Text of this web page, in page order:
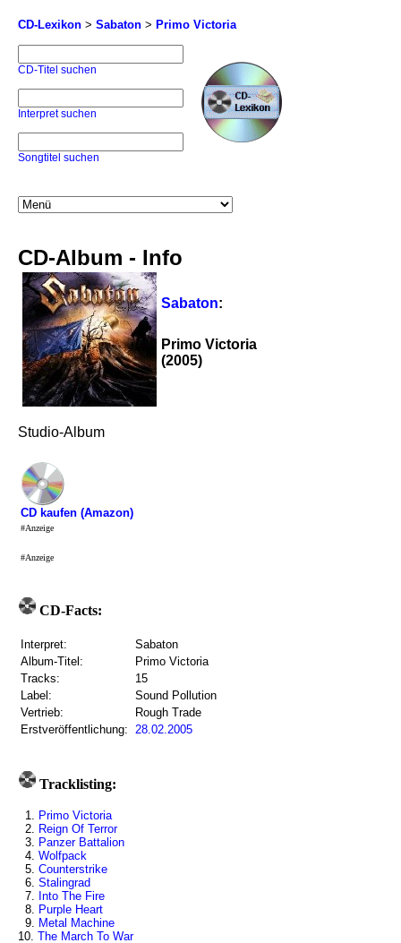
CD-Lexikon > Sabaton > Primo Victoria
CD-Titel suchen
Interpret suchen
Songtitel suchen
CD-Album - Info
Sabaton:
Primo Victoria
(2005)
Studio-Album
CD kaufen (Amazon)
#Anzeige
#Anzeige
CD-Facts:
Interpret:
Sabaton
Album-Titel:
Primo Victoria
Tracks:
15
Label:
Sound Pollution
Vertrieb:
Rough Trade
Erstveröffentlichung: 28.02.2005
Tracklisting:
1. Primo Victoria
2. Reign Of Terror
3. Panzer Battalion
4. Wolfpack
5. Counterstrike
6. Stalingrad
7. Into The Fire
8. Purple Heart
9. Metal Machine
10. The March To War